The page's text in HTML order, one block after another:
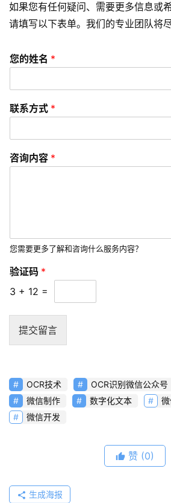
享
见
题
络
如果您有任何疑问、需要更多信息或
请填写以下表单。我们的专业团队将
您的姓名 *
联系方式 *
咨询内容 *
您需要更多了解和咨询什么服务内容？
验证码 *
3 + 12 =
提交留言
OCR技术 OCR识别微信公众号
微信制作
数字化文本
微信开发
赞 (0)
生成海报